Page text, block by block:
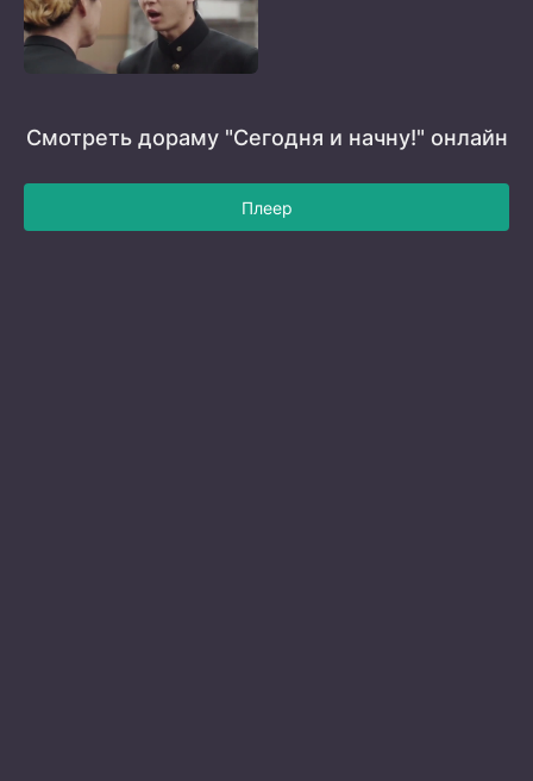
Смотреть дораму "Сегодня и начну!" онлайн
Плеер